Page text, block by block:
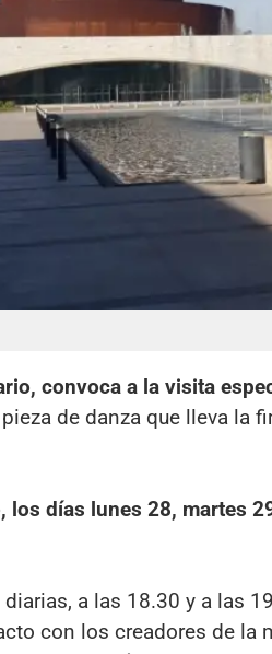
convoca a la visita
de danza que lleva la
los días lunes 28, martes
a las 18.30 y a las
con los creadores de